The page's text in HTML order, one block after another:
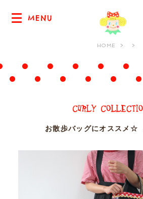
MENU
HOME
お散歩バッグにオススメ☆